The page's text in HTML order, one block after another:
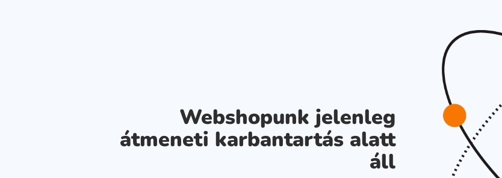
Webshopunk jelenleg
átmeneti karbantartás alatt
áll